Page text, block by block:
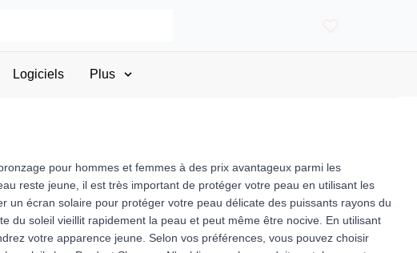
Logiciels Plus
pour hommes et femmes à des prix avantageux parmi les
reste jeune, il est très important de protéger votre peau en utilisant les
écran solaire pour protéger votre peau délicate des puissants rayons du
du soleil vieillit rapidement la peau et peut même être nocive. En utilisant
votre apparence jeune. Selon vos préférences, vous pouvez choisir